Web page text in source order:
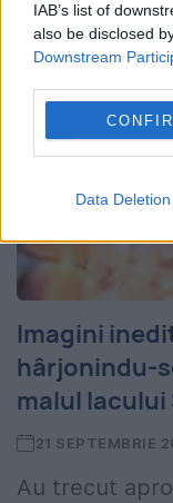
IAB’s list of
also be disclosed
Downstream
Data Deletion
Imagini
hârjonindu-
malul lacului
21 SEPTEMBRIE
Au trecut